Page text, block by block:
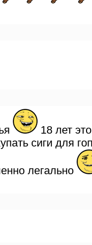
18 лет
сиги для
легально